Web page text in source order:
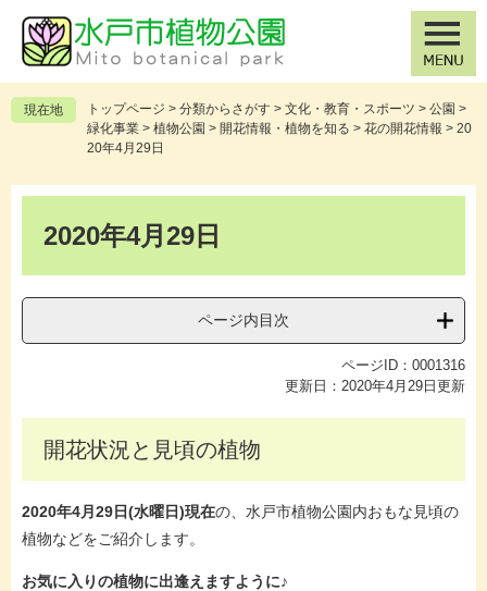
の
先
頭
ー
を
飛
現在地 トップページ > 分類からさがす > 文化・教育・スポーツ > 公園 >
緑化事業 > 植物公園 > 開花情報・植物を知る > 花の開花情報 > 20
20年4月29日
2020年4月29日
ページ内目次
ページID：0001316
更新日：2020年4月29日更新
開花状況と見頃の植物
2020年4月29日(水曜日)現在の、水戸市植物公園内おもな見頃の
植物などをご紹介します。
お気に入りの植物に出逢えますように♪